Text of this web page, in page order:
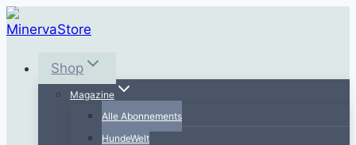
Zum
Inhalt
springen
Shop
Magazine
Alle Abonnements
HundeWelt